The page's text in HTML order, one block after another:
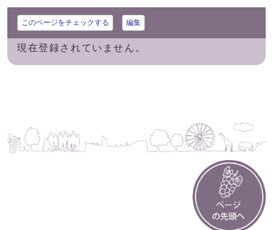
このページをチェックする 編集
現在登録されていません。